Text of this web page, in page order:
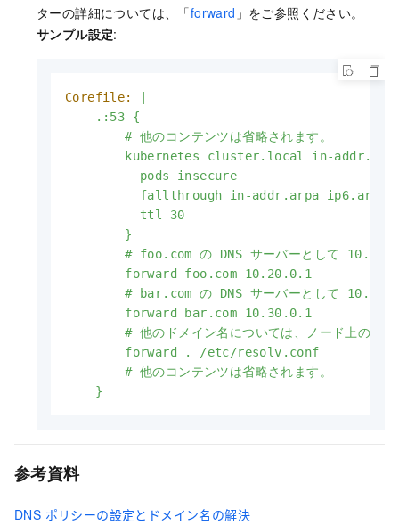
ターの詳細については、「forward 」をご参照ください。
サンプル設定:
Corefile:
    .:53 {
        # 他のコンテンツは省略されます。
kubernetes cluster.local in-
          pods insecure
          fallthrough in-addr.arpa ip6.arpa
          ttl 30
        }
# foo.com の DNS サーバーとして
        forward foo.com 10.20.0.1
# bar.com の DNS サーバーとして
        forward bar.com 10.30.0.1
# 他のドメイン名については、ノード上の
        forward . /etc/resolv.conf
        # 他のコンテンツは省略されます。
    }
参考資料
DNS ポリシーの設定とドメイン名の解決